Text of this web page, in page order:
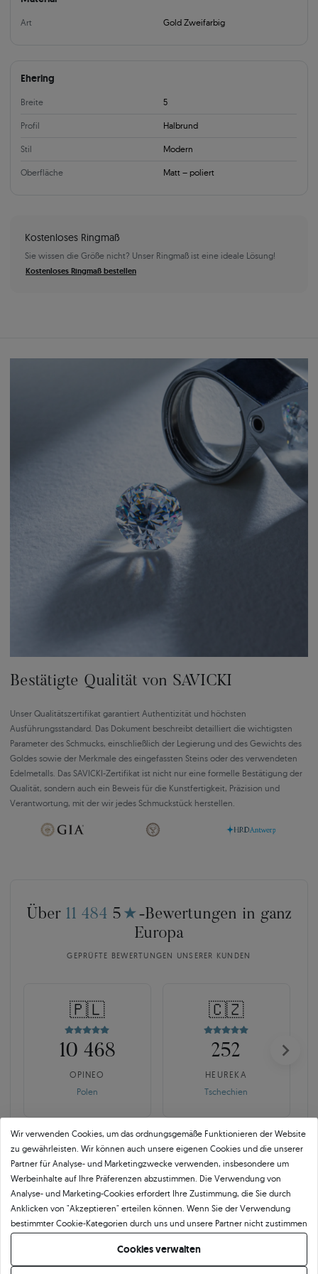
Art Gold Zweifarbig
Ehering
Breite 5
Profil Halbrund
Stil Modern
Oberfläche Matt – poliert
Kostenloses Ringmaß
Sie wissen die Größe nicht? Unser Ringmaß ist eine ideale Lösung!
Kostenloses Ringmaß bestellen
Bestätigte Qualität von SAVICKI
Unser Qualitätszertifikat garantiert Authentizität und höchsten
Ausführungsstandard. Das Dokument beschreibt detailliert die wichtigsten
Parameter des Schmucks, einschließlich der Legierung und des Gewichts des
Goldes sowie der Merkmale des eingefassten Steins oder des verwendeten
Edelmetalls. Das SAVICKI-Zertifikat ist nicht nur eine formelle Bestätigung der
Qualität, sondern auch ein Beweis für die Kunstfertigkeit, Präzision und
Verantwortung, mit der wir jedes Schmuckstück herstellen.
Über 11 484 5 ★ -Bewertungen in ganz
Europa
GEPRÜFTE BEWERTUNGEN UNSERER KUNDEN
🇵🇱
10 468
OPINEO
Polen
🇨🇿
252
HEUREKA
Tschechien
SAVICKI 5C ist mehr als der
Branchenstandard.
der Frieden nicht mit einem Zertifikat. Kontrolle bedeutet bewusste Auswahl
Wir verwenden Cookies, um das ordnungsgemäße Funktionieren der Website
zu gewährleisten. Wir können auch unsere eigenen Cookies und die unserer
Partner für Analyse- und Marketingzwecke verwenden, insbesondere um
Werbeinhalte auf Ihre Präferenzen abzustimmen. Die Verwendung von
Analyse- und Marketing-Cookies erfordert Ihre Zustimmung, die Sie durch
Anklicken von "Akzeptieren" erteilen können. Wenn Sie der Verwendung
bestimmter Cookie-Kategorien durch uns und unsere Partner nicht zustimmen
möchten, klicken Sie auf "Lassen Sie mich wählen" und bestimmen Sie Ihre
Präferenzen. Sie können Ihre Zustimmung jederzeit widerrufen, indem Sie
Ihre Cookie-Einstellungen ändern.
Cookies verwalten